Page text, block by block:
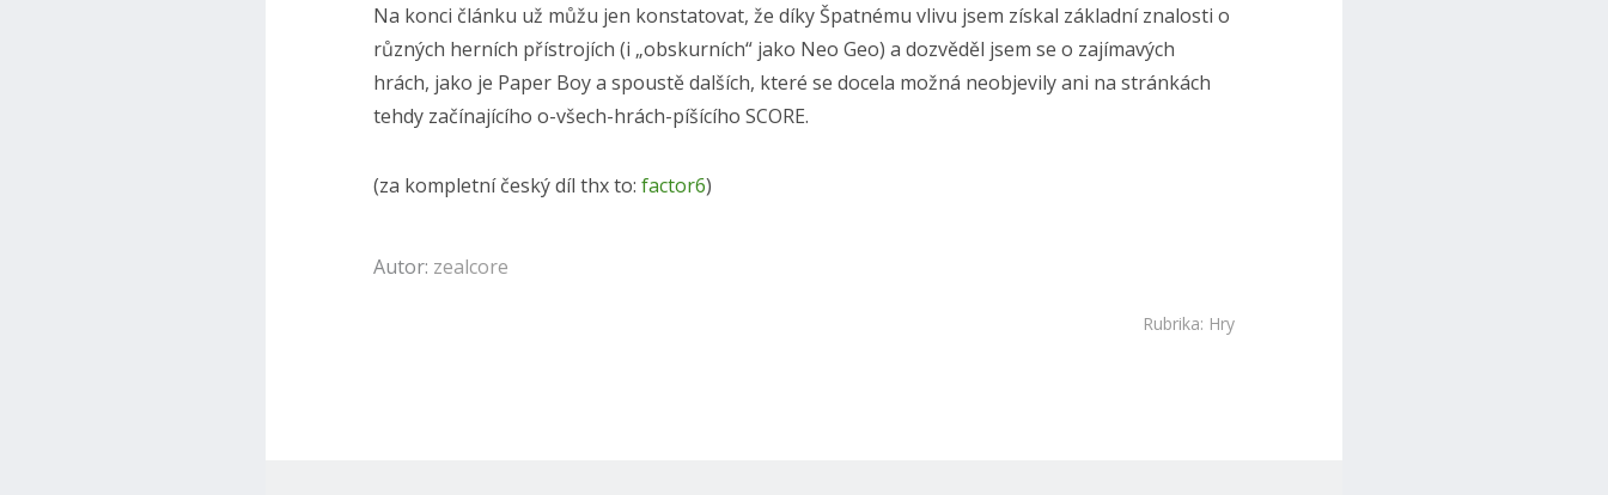
Na konci článku už můžu jen konstatovat, že díky Špatnému vlivu jsem získal základní znalosti o
různých herních přístrojích (i „obskurních“ jako Neo Geo) a dozvěděl jsem se o zajímavých
hrách, jako je Paper Boy a spoustě dalších, které se docela možná neobjevily ani na stránkách
tehdy začínajícího o-všech-hrách-píšícího SCORE.
(za kompletní český díl thx to: factor6)
Autor: zealcore
Rubrika: Hry